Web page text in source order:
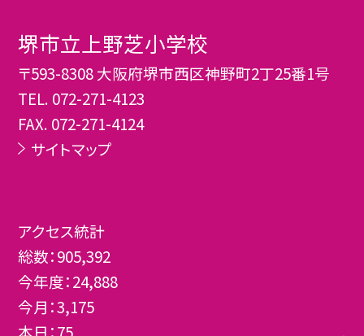
堺市立上野芝小学校
〒593-8308 大阪府堺市西区神野町2丁25番1号
TEL. 072-271-4123
FAX. 072-271-4124
サイトマップ
アクセス統計
総数：905,392
今年度：24,888
今月：3,175
本日：75